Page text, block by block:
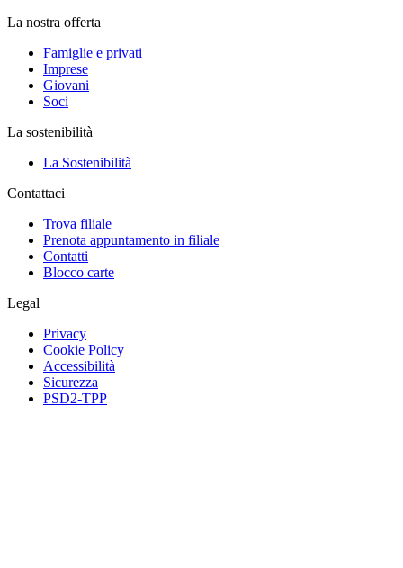
La nostra offerta
Famiglie e privati
Imprese
Giovani
Soci
La sostenibilità
La Sostenibilità
Contattaci
Trova filiale
Prenota appuntamento in filiale
Contatti
Blocco carte
Legal
Privacy
Cookie Policy
Accessibilità
Sicurezza
PSD2-TPP